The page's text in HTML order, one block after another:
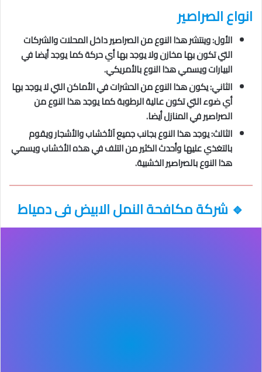
انواع الصراصير
الأول: وينتشر هذا النوع من الصراصير داخل المحلات والشركات
التي تكون بها مخازن ولا يوجد بها أي حركة كما يوجد أيضا في
البيارات ويسمي هذا النوع بالأمريكي.
الثاني: يكون هذا النوع من الحشرات في الأماكن التي لا يوجد بها
أي ضوء التي تكون عالية الرطوبة كما يوجد هذا النوع من
الصراصير في المنازل أيضا.
الثالث: يوجد هذا النوع بجانب جميع آلأخشاب والأشجار ويقوم
بالتغذي عليها وأحدث الكثير من التلف في هذه الأخشاب ويسمي
هذا النوع بالصراصير الخشبية.
🔹 شركة مكافحة النمل الابيض فى دمياط